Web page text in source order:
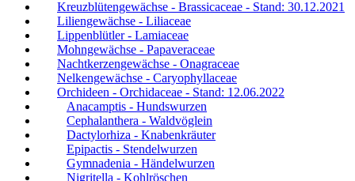
Kreuzblütengewächse - Brassicaceae - Stand: 30.12.2021
Liliengewächse - Liliaceae
Lippenblütler - Lamiaceae
Mohngewächse - Papaveraceae
Nachtkerzengewächse - Onagraceae
Nelkengewächse - Caryophyllaceae
Orchideen - Orchidaceae - Stand: 12.06.2022
Anacamptis - Hundswurzen
Cephalanthera - Waldvöglein
Dactylorhiza - Knabenkräuter
Epipactis - Stendelwurzen
Gymnadenia - Händelwurzen
Nigritella - Kohlröschen